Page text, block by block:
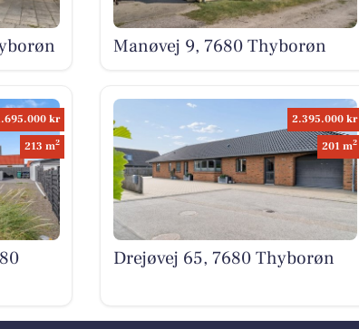
Manøvej 9, 7680 Thyborøn
kr
213 m2
2.395.000 kr
201 m2
Drejøvej 65, 7680 Thyborøn